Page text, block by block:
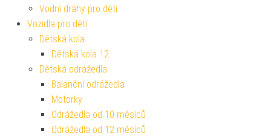
Vodní dráhy pro děti
Vozidla pro děti
Dětská kola
Dětská kola 12
Dětská odrážedla
Balanční odrážedla
Motorky
Odrážedla od 10 měsíců
Odrážedla od 12 měsíců